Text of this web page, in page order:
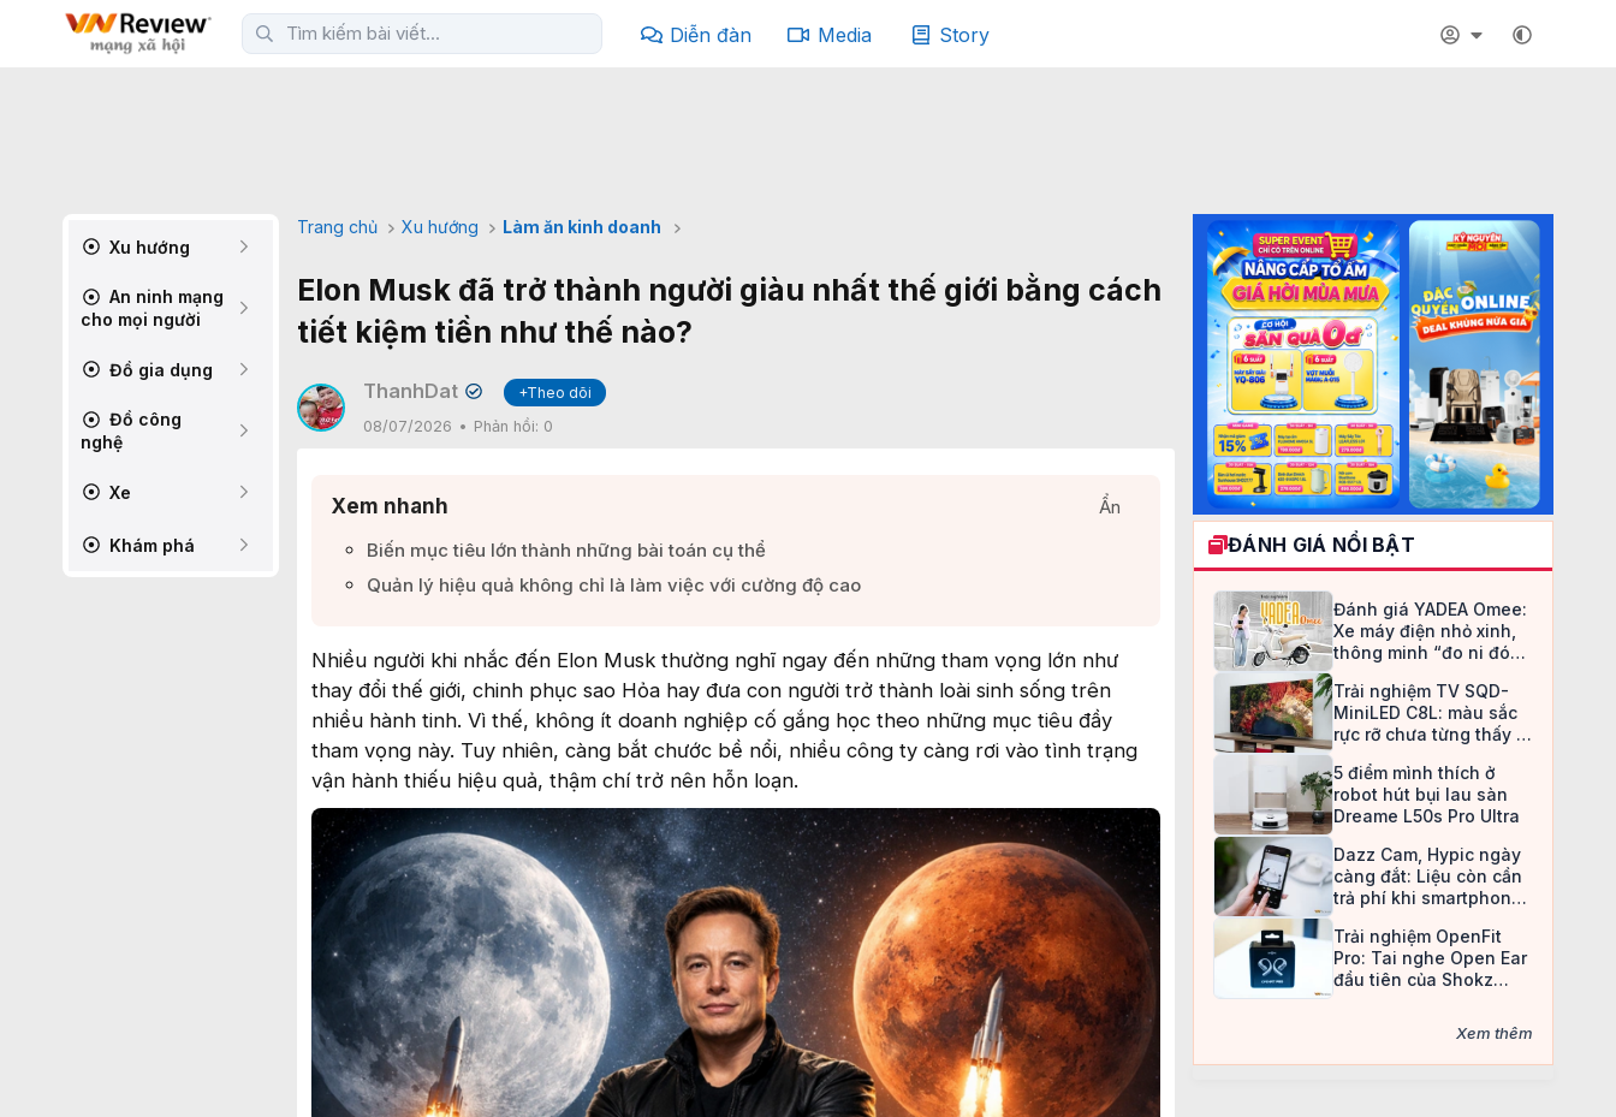
Diễn đàn Media Story
Xu hướng
An ninh mạng
cho mọi người
Đồ gia dụng
Đồ công
nghệ
Xe
Khám phá
Trang chủ Xu hướng Làm ăn kinh doanh
Elon Musk đã trở thành người giàu nhất thế giới bằng cách
tiết kiệm tiền như thế nào?
ThanhDat ✔
+Theo dõi
08/07/2026
Phản hồi: 0
Xem nhanh
Ẩn
Biến mục tiêu lớn thành những bài toán cụ thể​
Quản lý hiệu quả không chỉ là làm việc với cường độ cao​
Nhiều người khi nhắc đến Elon Musk thường nghĩ ngay đến những tham vọng lớn như
thay đổi thế giới, chinh phục sao Hỏa hay đưa con người trở thành loài sinh sống trên
nhiều hành tinh. Vì thế, không ít doanh nghiệp cố gắng học theo những mục tiêu đầy
tham vọng này. Tuy nhiên, càng bắt chước bề nổi, nhiều công ty càng rơi vào tình trạng
vận hành thiếu hiệu quả, thậm chí trở nên hỗn loạn.
ĐÁNH GIÁ NỔI BẬT
Đánh giá YADEA Omee:
Xe máy điện nhỏ xinh,
thông minh “đo ni đóng
Trải nghiệm TV SQD-
MiniLED C8L: màu sắc
rực rỡ chưa từng thấy ở
5 điểm mình thích ở
robot hút bụi lau sàn
Dreame L50s Pro Ultra
Dazz Cam, Hypic ngày
càng đắt: Liệu còn cần
trả phí khi smartphone
Trải nghiệm OpenFit
Pro: Tai nghe Open Ear
đầu tiên của Shokz
Xem thêm